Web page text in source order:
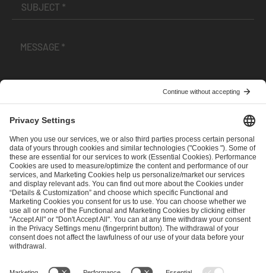
andPrivacy Policy
SEND MESSAGE